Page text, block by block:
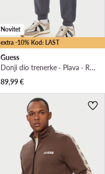
extra -10% Kod: LAST
Novitet
Guess
Donji dio trenerke · Plava · Regular Fit
89,99€